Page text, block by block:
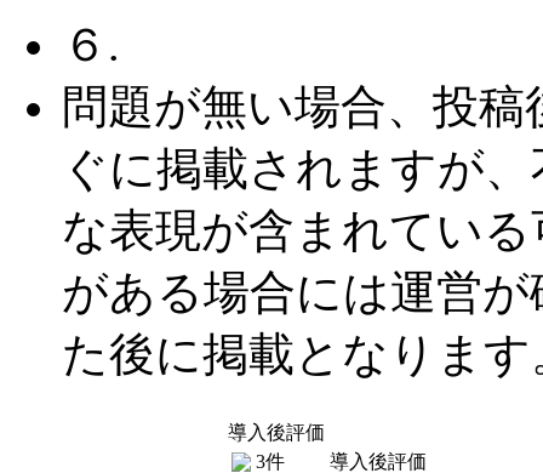
６.
問題が無い場合、投稿
ぐに掲載されますが
な表現が含まれている
がある場合には運営が
た後に掲載となります
導入後評価
3件
導入後評価